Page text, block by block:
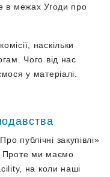
в межах Угоди про
наскільки
Чого від нас
у матеріалі.
публічні закупівлі»
Проте ми маємо
на коли наші